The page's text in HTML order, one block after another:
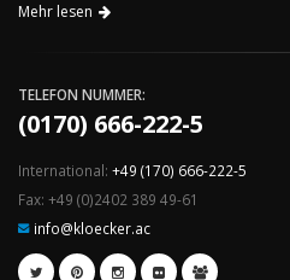
Mehr lesen
TELEFON NUMMER:
(0170) 666-222-5
International: +49 (170) 666-222-5
Fax: +49 (0)2402 389 49-61
info@kloecker.ac